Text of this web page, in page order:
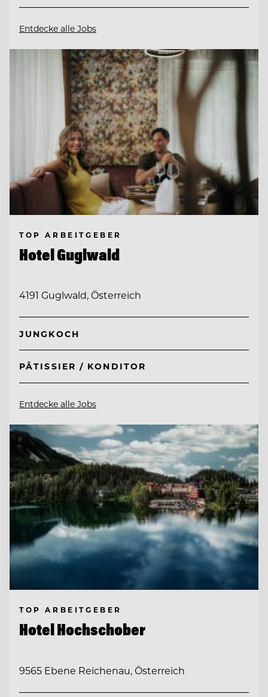
Entdecke alle Jobs
TOP ARBEITGEBER
Hotel Guglwald
4191 Guglwald, Österreich
JUNGKOCH
PÂTISSIER / KONDITOR
Entdecke alle Jobs
TOP ARBEITGEBER
Hotel Hochschober
9565 Ebene Reichenau, Österreich